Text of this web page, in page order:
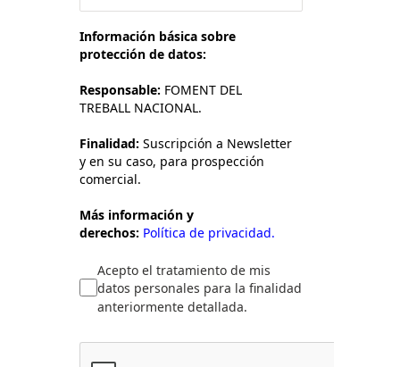
Información básica sobre
protección de datos:
Responsable: FOMENT DEL
TREBALL NACIONAL.
Finalidad: Suscripción a Newsletter
y en su caso, para prospección
comercial.
Más información y
derechos: Política de privacidad.
Acepto el tratamiento de mis
datos personales para la finalidad
anteriormente detallada.